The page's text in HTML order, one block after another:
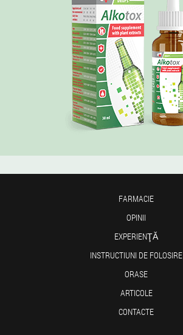
FARMACIE
OPINII
EXPERIENŢĂ
INSTRUCTIUNI DE FOLOSIRE
ORASE
ARTICOLE
CONTACTE